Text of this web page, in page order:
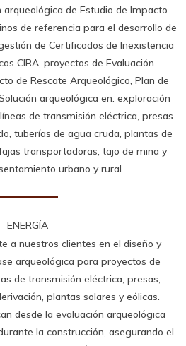
de Estudio de Impacto
de referencia para el desarrollo de
de Certificados de Inexistencia
CIRA, proyectos de Evaluación
de Rescate Arqueológico, Plan de
arqueológica en: exploración
de transmisión eléctrica, presas
tuberías de agua cruda, plantas de
transportadoras, tajo de mina y
urbano y rural.
ENERGÍA
a nuestros clientes en el diseño y
arqueológica para proyectos de
de transmisión eléctrica, presas,
plantas solares y eólicas.
desde la evaluación arqueológica
la construcción, asegurando el